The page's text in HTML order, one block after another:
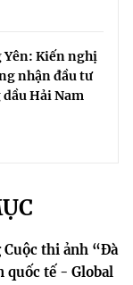
Kiến nghị
nhận đầu tư
dầu Hải Nam
Cuộc thi ảnh “Đà
quốc tế - Global